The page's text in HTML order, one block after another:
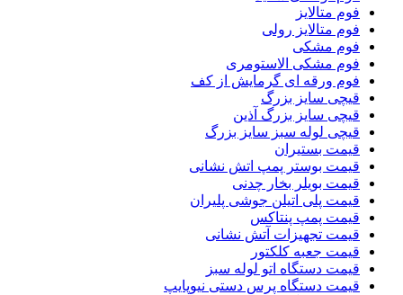
فوم متالایز
فوم متالایز رولی
فوم مشکی
فوم مشکی الاستومری
فوم ورقه ای گرمایش از کف
قیچی سایز بزرگ
قیچی سایز بزرگ آذین
قیچی لوله سبز سایز بزرگ
قیمت بستیران
قیمت بوستر پمپ اتش نشانی
قیمت بویلر بخار چدنی
قیمت پلی اتیلن جوشی پلیران
قیمت پمپ پنتاکس
قیمت تجهیزات آتش نشانی
قیمت جعبه کلکتور
قیمت دستگاه اتو لوله سبز
قیمت دستگاه پرس دستی نیوپایپ